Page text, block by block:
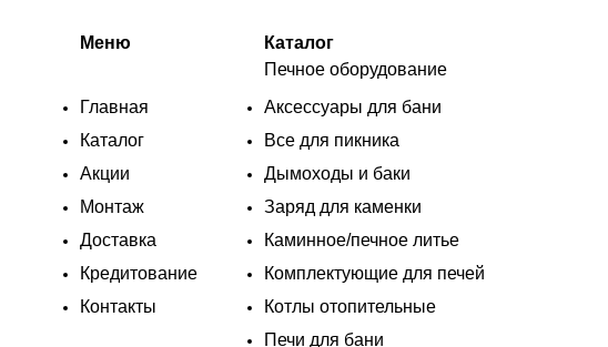
Меню
Главная
Каталог
Акции
Монтаж
Доставка
Кредитование
Контакты
Каталог
Печное оборудование
Аксессуары для бани
Все для пикника
Дымоходы и баки
Заряд для каменки
Каминное/печное литье
Комплектующие для печей
Котлы отопительные
Печи для бани